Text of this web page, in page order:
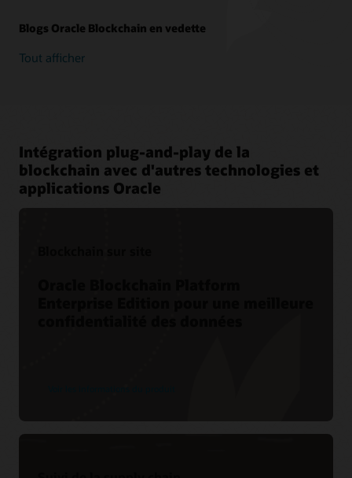
Blogs Oracle Blockchain en vedette
Tout afficher
Intégration plug-and-play de la
blockchain avec d'autres technologies et
applications Oracle